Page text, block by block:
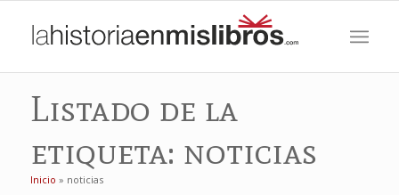
Listado de la
etiqueta: noticias
Inicio » noticias